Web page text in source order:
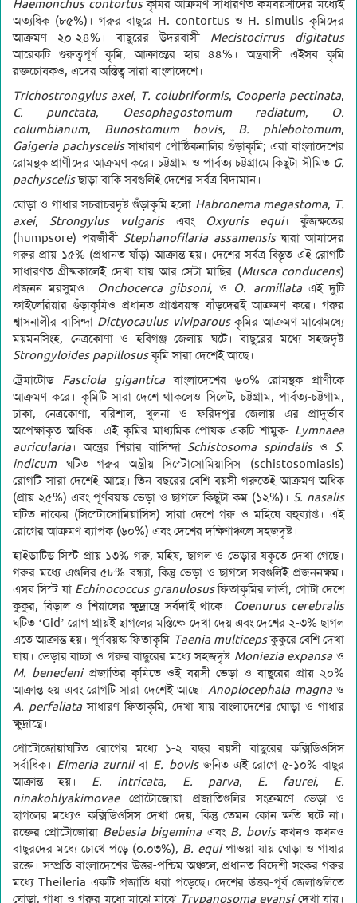
Haemonchus contortusকৃমির আক্রমণ সাধারণত কমবয়সীদের মধ্যেই
অত্যধিক (৮৫%)। গরুর বাছুরে H. contortus ও H. simulis কৃমিদের
আক্রমণ ২০-২৪%। বাছুরের উদরবাসী Mecistocirrus digitatus
আরেকটি গুরুত্বপূর্ণ কৃমি, আক্রান্তের হার ৪৪%। অন্ত্রবাসী এইসব কৃমি
রক্তচোষকও, এদের অস্তিত্ব সারা বাংলাদেশে।
Trichostrongylus axei, T. colubriformis, Cooperia pectinata,
C. punctata, Oesophagostomum radiatum,
O.
columbianum, Bunostomum bovis, B. phlebotomum,
Gaigeria pachyscelisসাধারণ পৌষ্ঠিকনালির গুঁড়াকৃমি; এরা বাংলাদেশের
রোমন্থক প্রাণীদের আক্রমণ করে। চট্টগ্রাম ও পার্বত্য চট্টগ্রামে কিছুটা সীমিত G.
pachyscelisছাড়া বাকি সবগুলিই দেশের সর্বত্র বিদ্যমান।
ঘোড়া ও গাধার সচরাচরদৃষ্ট গুঁড়াকৃমি হলো Habronema megastoma, T.
axei,Strongylus vulgarisএবং Oxyuris equi। কুঁজক্ষতের
(humpsore) পরজীবী Stephanofilaria assamensisদ্বারা আমাদের
গরুর প্রায় ১৫% (প্রধানত ষাঁড়) আক্রান্ত হয়। দেশের সর্বত্র বিস্তৃত এই রোগটি
সাধারণত গ্রীষ্মকালেই দেখা যায় আর সেটা মাছির (Musca conducens)
প্রজনন মরসুমও।
Onchocerca gibsoni, ও O. armillataএই দুটি
ফাইলেরিয়ার গুঁড়াকৃমিও প্রধানত প্রাপ্তবয়স্ক ষাঁড়দেরই আক্রমণ করে। গরুর
শ্বাসনালীর বাসিন্দা Dictyocaulus viviparousকৃমির আক্রমণ মাঝেমধ্যে
ময়মনসিংহ, নেত্রকোণা ও হবিগঞ্জ জেলায় ঘটে। বাছুরের মধ্যে সহজদৃষ্ট
Strongyloides papillosusকৃমি সারা দেশেই আছে।
ট্রেমাটোড Fasciola gigantica বাংলাদেশের ৬০% রোমন্থক প্রাণীকে
আক্রমণ করে। কৃমিটি সারা দেশে থাকলেও সিলেট, চট্টগ্রাম, পার্বত্য-চট্টগাম,
ঢাকা, নেত্রকোণা, বরিশাল, খুলনা ও ফরিদপুর জেলায় এর প্রাদুর্ভাব
অপেক্ষাকৃত অধিক। এই কৃমির মাধ্যমিক পোষক একটি শামুক- Lymnaea
auricularia । অন্ত্রের শিরার বাসিন্দাSchistosoma spindalisওS.
indicumঘটিত গরুর অন্ত্রীয় সিস্টোসোমিয়াসিস (schistosomiasis)
রোগটি সারা দেশেই আছে। তিন বছরের বেশি বয়সী গরুতেই আক্রমণ অধিক
(প্রায় ২৫%) এবং পূর্ণবয়স্ক ভেড়া ও ছাগলে কিছুটা কম (১২%)। S. nasalis
ঘটিত নাকের (সিস্টোসোমিয়াসিস) সারা দেশে গরু ও মহিষে বহুব্যাপ্ত। এই
রোগের আক্রমণ ব্যাপক (৬০%) এবং দেশের দক্ষিণাঞ্চলে সহজদৃষ্ট।
হাইডাটিড সিস্ট প্রায় ১৩% গরু, মহিষ, ছাগল ও ভেড়ার যকৃতে দেখা গেছে।
গরুর মধ্যে এগুলির ৫৮% বন্ধ্যা, কিন্তু ভেড়া ও ছাগলে সবগুলিই প্রজননক্ষম।
এসব সিস্ট যা Echinococcus granulosusফিতাকৃমির লার্ভা, গোটা দেশে
কুকুর, বিড়াল ও শিয়ালের ক্ষুদ্রান্ত্রে সর্বদাই থাকে।
Coenurus cerebralis
ঘটিত ‘Gid’ রোগ প্রায়ই ছাগলের মস্তিষ্কে দেখা দেয় এবং দেশের ২-৩% ছাগল
এতে আক্রান্ত হয়। পূর্ণবয়স্ক ফিতাকৃমি Taenia multicepsকুকুরে বেশি দেখা
যায়। ভেড়ার বাচ্চা ও গরুর বাছুরের মধ্যে সহজদৃষ্ট Moniezia expansa ও
M. benedeniপ্রজাতির কৃমিতে ওই বয়সী ভেড়া ও বাছুরের প্রায় ২০%
আক্রান্ত হয় এবং রোগটি সারা দেশেই আছে।Anoplocephala magnaও
A. perfaliata সাধারণ ফিতাকৃমি, দেখা যায় বাংলাদেশের ঘোড়া ও গাধার
ক্ষুদ্রান্ত্রে।
প্রোটোজোয়াঘটিত রোগের মধ্যে ১-২ বছর বয়সী বাছুরের কক্সিডিওসিস
সর্বাধিক। Eimeria zurniiবা E. bovisজনিত এই রোগে ৫-১০% বাছুর
আক্রান্ত হয়। E. intricata, E. parva, E. faurei, E.
ninakohlyakimovaeপ্রোটোজোয়া প্রজাতিগুলির সংক্রমণে ভেড়া ও
ছাগলের মধ্যেও কক্সিডিওসিস দেখা দেয়, কিন্তু তেমন কোন ক্ষতি ঘটে না।
রক্তের প্রোটোজোয়া Bebesia bigemina এবং B. bovisকখনও কখনও
বাছুরদের মধ্যে চোখে পড়ে (০.০৩%), B. equiপাওয়া যায় ঘোড়া ও গাধার
রক্তে। সম্প্রতি বাংলাদেশের উত্তর-পশ্চিম অঞ্চলে, প্রধানত বিদেশী সংকর গরুর
মধ্যে Theileria একটি প্রজাতি ধরা পড়েছে। দেশের উত্তর-পূর্ব জেলাগুলিতে
ঘোড়া, গাধা ও গরুর মধ্যে মাঝে মাঝে Trypanosoma evansiদেখা যায়।